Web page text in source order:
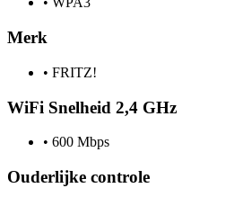
Merk
• FRITZ!
WiFi Snelheid 2,4 GHz
• 600 Mbps
Ouderlijke controle